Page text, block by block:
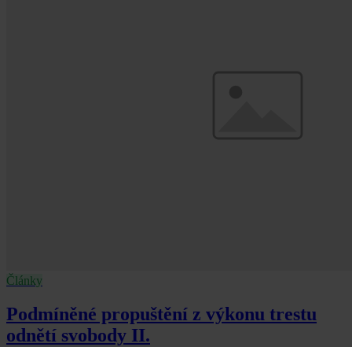
Články
Podmíněné propuštění z výkonu trestu
odnětí svobody II.